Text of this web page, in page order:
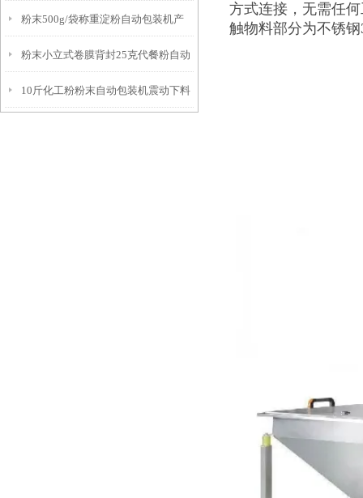
机参数
粉末500g/袋称重淀粉自动包装机产
品简介
粉末小立式卷膜背封25克代餐粉自动
包装机简介
10斤化工粉粉末自动包装机震动下料
方式连接，无需任
触物料部分为不锈